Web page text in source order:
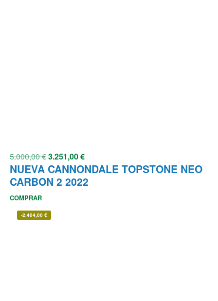
5.000,00€3.251,00€
NUEVA CANNONDALE TOPSTONE NEO
CARBON 2 2022
COMPRAR
-2.404,00 €